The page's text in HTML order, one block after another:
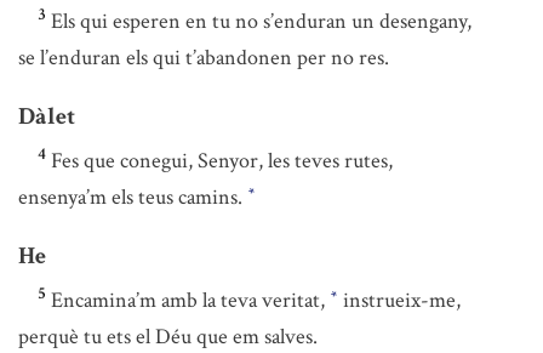
3 Els qui esperen en tu no s’enduran un desengany,
se l’enduran els qui t’abandonen per no res.
Dàlet
4 Fes que conegui, Senyor, les teves rutes,
ensenya’m els teus camins. *
He
5 Encamina’m amb la teva veritat, * instrueix-me,
perquè tu ets el Déu que em salves.